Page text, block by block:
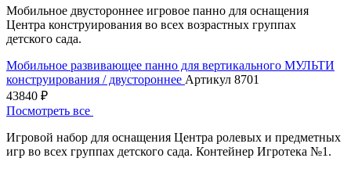
Мобильное двустороннее игровое панно для оснащения
Центра конструирования во всех возрастных группах
детского сада.
Мобильное развивающее панно для вертикального МУЛЬТИ
конструирования / двустороннее Артикул 8701
43840 ₽
Посмотреть все
Игровой набор для оснащения Центра ролевых и предметных
игр во всех группах детского сада. Контейнер Игротека №1.